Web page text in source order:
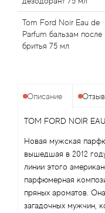
Tom Ford Noir Eau de
Parfum бальзам после
бритья 75 мл
Описание
TOM FORD NOIR
Новая мужская
вышедшая в 2012
линии этого
парфюмерная
пряных ароматов.
загадочных мужчин,
Andre L'Arom
Annayake
Anne Fontaine